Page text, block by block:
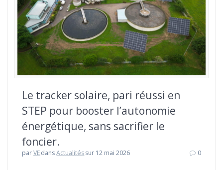
Le tracker solaire, pari réussi en
STEP pour booster l’autonomie
énergétique, sans sacrifier le
foncier.
parVEdansActualitéssur 12 mai 2026 0